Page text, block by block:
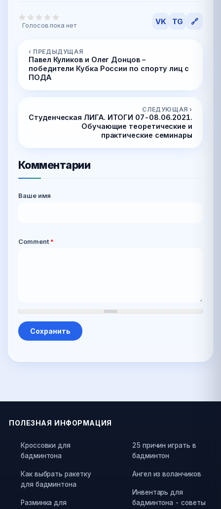
Голосов пока нет VK TG 🔗
‹ ПРЕДЫДУЩАЯ
Павел Куликов и Олег Донцов –
победители Кубка России по спорту лиц с
ПОДА
СЛЕДУЮЩАЯ ›
Студенческая ЛИГА. ИТОГИ 07-08.06.2021.
Обучающие теоретические и
практические семинары
Комментарии
Ваше имя
Comment*
ПОЛЕЗНАЯ ИНФОРМАЦИЯ
Кроссовки для
бадминтона
Как выбрать ракетку
для бадминтона
Разминка для
25 причин играть в
бадминтон
Ангел из воланчиков
Инвентарь для
бадминтона - советы